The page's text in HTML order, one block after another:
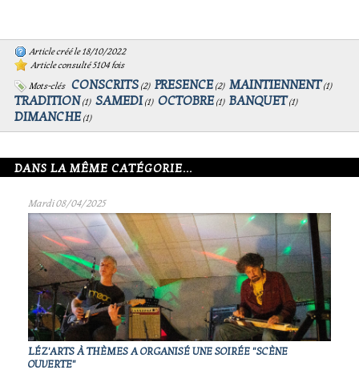
Article créé le 18/10/2022
Article consulté 5104 fois
Mots-clés
CONSCRITS (2) PRESENCE (2) MAINTIENNENT(1)
TRADITION (1) SAMEDI (1) OCTOBRE (1) BANQUET(1)
DIMANCHE (1)
DANS LA MÊME CATÉGORIE...
Mardi 08/04/2025
LÉZ'ARTS À THÈMES A ORGANISÉ UNE SOIRÉE "SCÈNE
OUVERTE"